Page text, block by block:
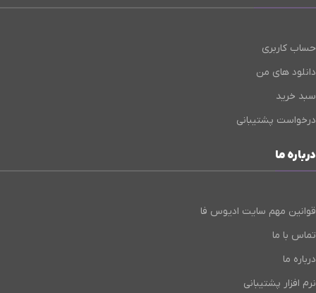
حساب کاربری
دانلود های من
سبد خرید
درخواست پشتیبانی
درباره ما
قوانین مهم سایت ادیوس فا
تماس با ما
درباره ما
نرم افزار پشتیبانی